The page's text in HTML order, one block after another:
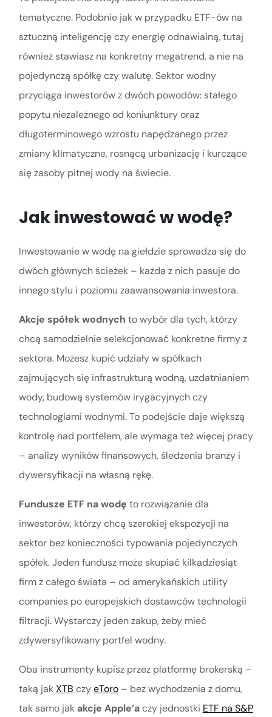
tematyczne. Podobnie jak w przypadku ETF-ów na
sztuczną inteligencję czy energię odnawialną, tutaj
również stawiasz na konkretny megatrend, a nie na
pojedynczą spółkę czy walutę. Sektor wodny
przyciąga inwestorów z dwóch powodów: stałego
popytu niezależnego od koniunktury oraz
długoterminowego wzrostu napędzanego przez
zmiany klimatyczne, rosnącą urbanizację i kurczące
się zasoby pitnej wody na świecie.
Jak inwestować w wodę?
Inwestowanie w wodę na giełdzie sprowadza się do
dwóch głównych ścieżek – każda z nich pasuje do
innego stylu i poziomu zaawansowania inwestora.
Akcje spółek wodnych to wybór dla tych, którzy
chcą samodzielnie selekcjonować konkretne firmy z
sektora. Możesz kupić udziały w spółkach
zajmujących się infrastrukturą wodną, uzdatnianiem
wody, budową systemów irygacyjnych czy
technologiami wodnymi. To podejście daje większą
kontrolę nad portfelem, ale wymaga też więcej pracy
– analizy wyników finansowych, śledzenia branży i
dywersyfikacji na własną rękę.
Fundusze ETF na wodę to rozwiązanie dla
inwestorów, którzy chcą szerokiej ekspozycji na
sektor bez konieczności typowania pojedynczych
spółek. Jeden fundusz może skupiać kilkadziesiąt
firm z całego świata – od amerykańskich utility
companies po europejskich dostawców technologii
filtracji. Wystarczy jeden zakup, żeby mieć
zdywersyfikowany portfel wodny.
Oba instrumenty kupisz przez platformę brokerską –
taką jakXTB czyeToro– bez wychodzenia z domu,
tak samo jakakcje Apple’aczy jednostki ETF na S&P